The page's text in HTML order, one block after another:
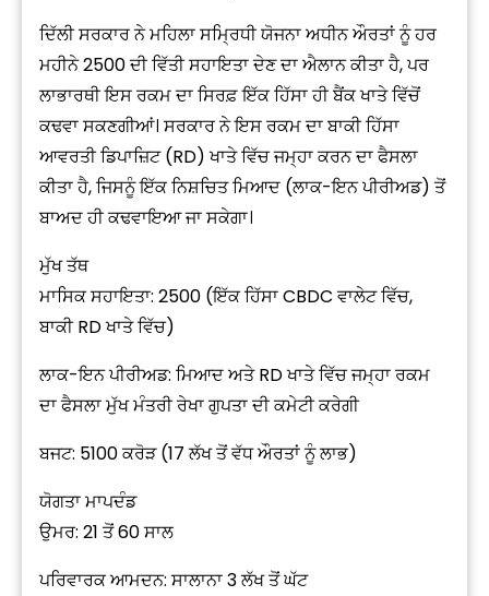
ਦਿੱਲੀ ਸਰਕਾਰ ਨੇ ਮਹਿਲਾ ਸਮ੍ਰਿਧੀ ਯੋਜਨਾ ਅਧੀਨ ਔਰਤਾਂ ਨੂੰ ਹਰ
ਮਹੀਨੇ ₹2500 ਦੀ ਵਿੱਤੀ ਸਹਾਇਤਾ ਦੇਣ ਦਾ ਐਲਾਨ ਕੀਤਾ ਹੈ, ਪਰ
ਲਾਭਾਰਥੀ ਇਸ ਰਕਮ ਦਾ ਸਿਰਫ਼ ਇੱਕ ਹਿੱਸਾ ਹੀ ਬੈਂਕ ਖਾਤੇ ਵਿੱਚੋਂ
ਕਢਵਾ ਸਕਣਗੀਆਂ। ਸਰਕਾਰ ਨੇ ਇਸ ਰਕਮ ਦਾ ਬਾਕੀ ਹਿੱਸਾ
ਆਵਰਤੀ ਡਿਪਾਜ਼ਿਟ (RD) ਖਾਤੇ ਵਿੱਚ ਜਮ੍ਹਾ ਕਰਨ ਦਾ ਫੈਸਲਾ
ਕੀਤਾ ਹੈ, ਜਿਸਨੂੰ ਇੱਕ ਨਿਸ਼ਚਿਤ ਮਿਆਦ (ਲਾਕ-ਇਨ ਪੀਰੀਅਡ) ਤੋਂ
ਬਾਅਦ ਹੀ ਕਢਵਾਇਆ ਜਾ ਸਕੇਗਾ।
ਮੁੱਖ ਤੱਥ
ਮਾਸਿਕ ਸਹਾਇਤਾ: ₹2500 (ਇੱਕ ਹਿੱਸਾ CBDC ਵਾਲੇਟ ਵਿੱਚ,
ਬਾਕੀ RD ਖਾਤੇ ਵਿੱਚ)
ਲਾਕ-ਇਨ ਪੀਰੀਅਡ: ਮਿਆਦ ਅਤੇ RD ਖਾਤੇ ਵਿੱਚ ਜਮ੍ਹਾ ਰਕਮ
ਦਾ ਫੈਸਲਾ ਮੁੱਖ ਮੰਤਰੀ ਰੇਖਾ ਗੁਪਤਾ ਦੀ ਕਮੇਟੀ ਕਰੇਗੀ
ਬਜਟ: ₹5100 ਕਰੋੜ (17 ਲੱਖ ਤੋਂ ਵੱਧ ਔਰਤਾਂ ਨੂੰ ਲਾਭ)
ਯੋਗਤਾ ਮਾਪਦੰਡ
ਉਮਰ: 21 ਤੋਂ 60 ਸਾਲ
ਪਰਿਵਾਰਕ ਆਮਦਨ: ਸਾਲਾਨਾ ₹3 ਲੱਖ ਤੋਂ ਘੱਟ